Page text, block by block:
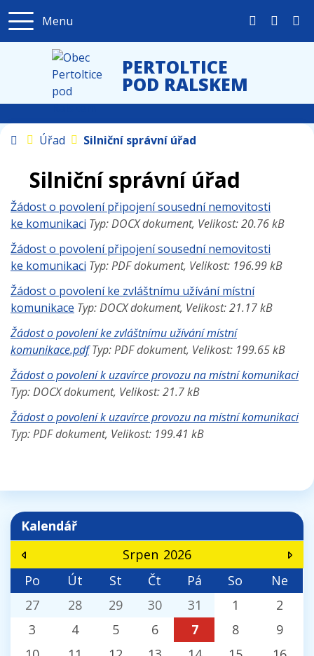
Menu +420 603
PERTOLTICE
POD RALSKEM
Úvodní stránka
Úřad Silniční správní úřad
Silniční správní úřad
Žádost o povolení připojení sousední nemovitosti
ke komunikaci Typ: DOCX dokument, Velikost: 20.76 kB
Žádost o povolení připojení sousední nemovitosti
ke komunikaci Typ: PDF dokument, Velikost: 196.99 kB
Žádost o povolení ke zvláštnímu užívání místní
komunikace Typ: DOCX dokument, Velikost: 21.17 kB
Žádost o povolení ke zvláštnímu užívání místní
komunikace.pdfTyp: PDF dokument, Velikost: 199.65 kB
Žádost o povolení k uzavírce provozu na místní komunikaci
Typ: DOCX dokument, Velikost: 21.7 kB
Žádost o povolení k uzavírce provozu na místní komunikaci
Typ: PDF dokument, Velikost: 199.41 kB
Kalendář
Srpen 2026
Po
Út St Čt Pá So
Ne
27
28 29 30 31 1
2
3
4 5 6 7 8
9